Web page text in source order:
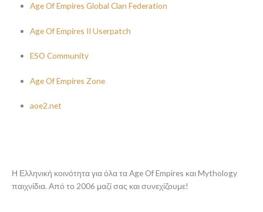
Age Of Empires Global Clan Federation
Age Of Empires II Userpatch
ESO Community
Age Of Empires Zone
aoe2.net
Η Ελληνική κοινότητα για όλα τα Age Of Empires και Mythology
παιχνίδια. Από το 2006 μαζί σας και συνεχίζουμε!